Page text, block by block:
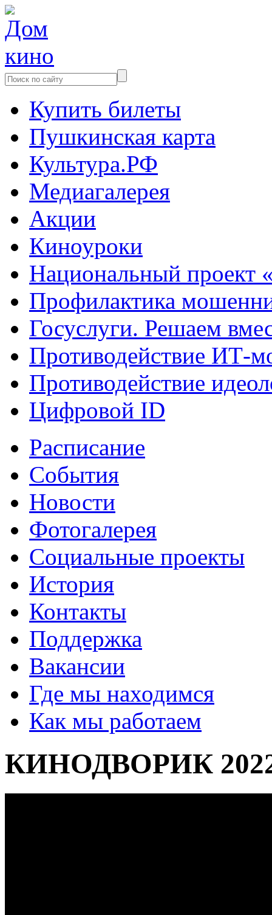
Купить билеты
Пушкинская карта
Культура.РФ
Медиагалерея
Акции
Киноуроки
Национальный проект
Профилактика
Госуслуги. Решаем
Противодействие ИТ-
Противодействие
Цифровой ID
Расписание
События
Новости
Фотогалерея
Социальные проекты
История
Контакты
Поддержка
Вакансии
Где мы находимся
Как мы работаем
КИНОДВОРИК